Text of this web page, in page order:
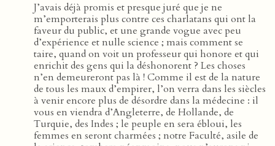
J’avais déjà promis et presque juré que je ne
m’emporterais plus contre ces charlatans qui ont la
faveur du public, et une grande vogue avec peu
d’expérience et nulle science ; mais comment se
taire, quand on voit un professeur qui honore et qui
enrichit des gens qui la déshonorent ? Les choses
n’en demeureront pas là ! Comme il est de la nature
de tous les maux d’empirer, l’on verra dans les siècles
à venir encore plus de désordre dans la médecine : il
vous en viendra d’Angleterre, de Hollande, de
Turquie, des Indes ; le peuple en sera ébloui, les
femmes en seront charmées ; notre Faculté, asile de